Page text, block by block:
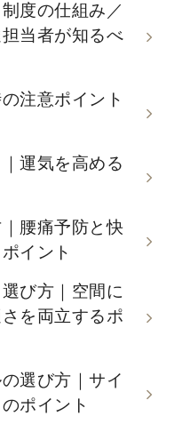
度の仕組み／
当者が知るべ
注意ポイント
運気を高める
腰痛予防と快
イント
び方｜空間に
を両立するポ
選び方｜サイ
ポイント